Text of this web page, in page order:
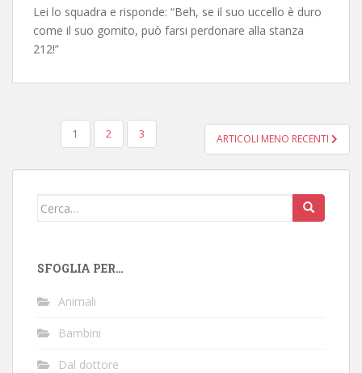
Lei lo squadra e risponde: “Beh, se il suo uccello è duro
come il suo gomito, può farsi perdonare alla stanza
212!”
NAVIGAZIONE
ARTICOLI
1 2 3 ARTICOLI MENO RECENTI
Cerca:
SFOGLIA PER…
Animali
Bambini
Dal dottore